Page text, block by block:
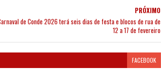
PRÓXIMO
de Conde 2026 terá seis dias de festa e blocos de rua de
12 a 17 de fevereiro
FACEBOOK